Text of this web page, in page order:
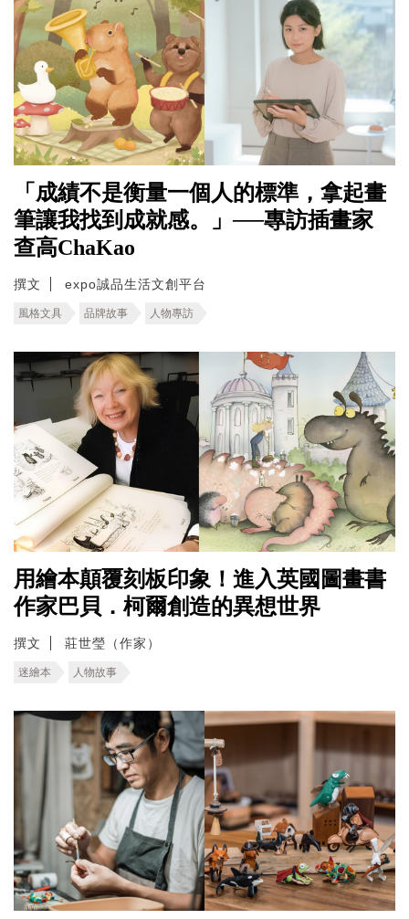
「成績不是衡量一個人的標準，拿起畫
筆讓我找到成就感。」──專訪插畫家
查高ChaKao
撰文 expo誠品生活文創平台
風格文具 品牌故事 人物專訪
用繪本顛覆刻板印象！進入英國圖畫書
作家巴貝．柯爾創造的異想世界
撰文 莊世瑩（作家）
迷繪本 人物故事